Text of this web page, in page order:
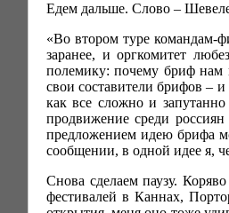
Едем дальше. Слово –
«Во втором туре командам-
заранее, и оргкомитет
полемику: почему бриф нам
свои составители брифов –
как все сложно и
продвижение среди
предложением идею брифа
сообщении, в одной идее я,
Снова сделаем паузу.
фестивалей в Каннах,